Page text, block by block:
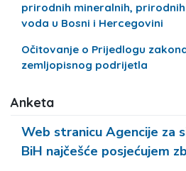
prirodnih mineralnih,
voda u Bosni i Hercegovini
Očitovanje o Prijedlogu
zemljopisnog podrijetla
Anketa
Web stranicu Agencije za
BiH najčešće posjećujem